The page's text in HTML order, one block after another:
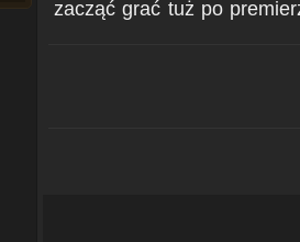
zacząć grać tuż po